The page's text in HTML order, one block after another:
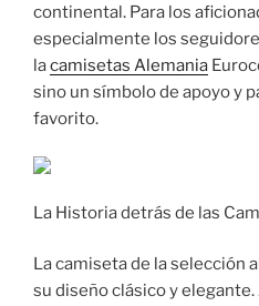
continental. Para los
especialmente los
lacamisetas Alemania
sino un símbolo de apoyo y
favorito.
La Historia detrás de las
La camiseta de la selección
su diseño clásico y elegante.